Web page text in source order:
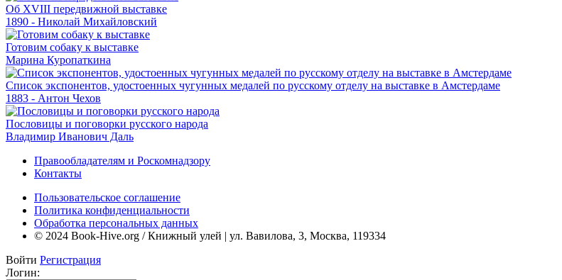
Об XVIII передвижной выставке
1890 - Николай Михайловский
Готовим собаку к выставке
Марина Куропаткина
Список экспонентов, удостоенных чугунных медалей по русскому отделу на выставке в Амстердаме
1883 - Антон Чехов
Пословицы и поговорки русского народа
Владимир Иванович Даль
Правообладателям и Роскомнадзору
Контакты
Пользовательское соглашение
Политика конфиденциальности
Обработка персональных данных
© 2024 Book-Hive.org / Книжный улей | ул. Вавилова, 3, Москва, 119334
Войти Регистрация
Логин: